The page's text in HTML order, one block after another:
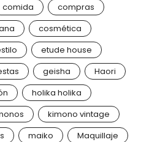
comida
compras
cosmética
etude house
geisha
Haori
holika holika
kimono vintage
maiko
Maquillaje